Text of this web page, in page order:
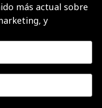
más actual sobre
y